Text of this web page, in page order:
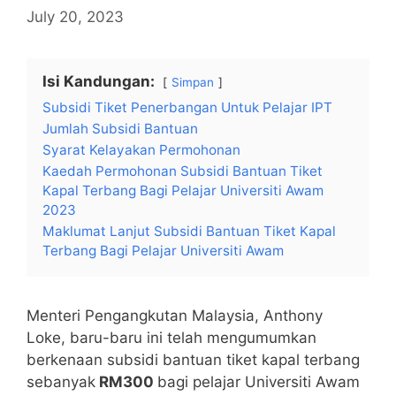
July 20, 2023
Isi Kandungan: Simpan
Subsidi Tiket Penerbangan Untuk Pelajar IPT
Jumlah Subsidi Bantuan
Syarat Kelayakan Permohonan
Kaedah Permohonan Subsidi Bantuan Tiket
Kapal Terbang Bagi Pelajar Universiti Awam
2023
Maklumat Lanjut Subsidi Bantuan Tiket Kapal
Terbang Bagi Pelajar Universiti Awam
Menteri Pengangkutan Malaysia, Anthony
Loke, baru-baru ini telah mengumumkan
berkenaan subsidi bantuan tiket kapal terbang
sebanyak RM300 bagi pelajar Universiti Awam